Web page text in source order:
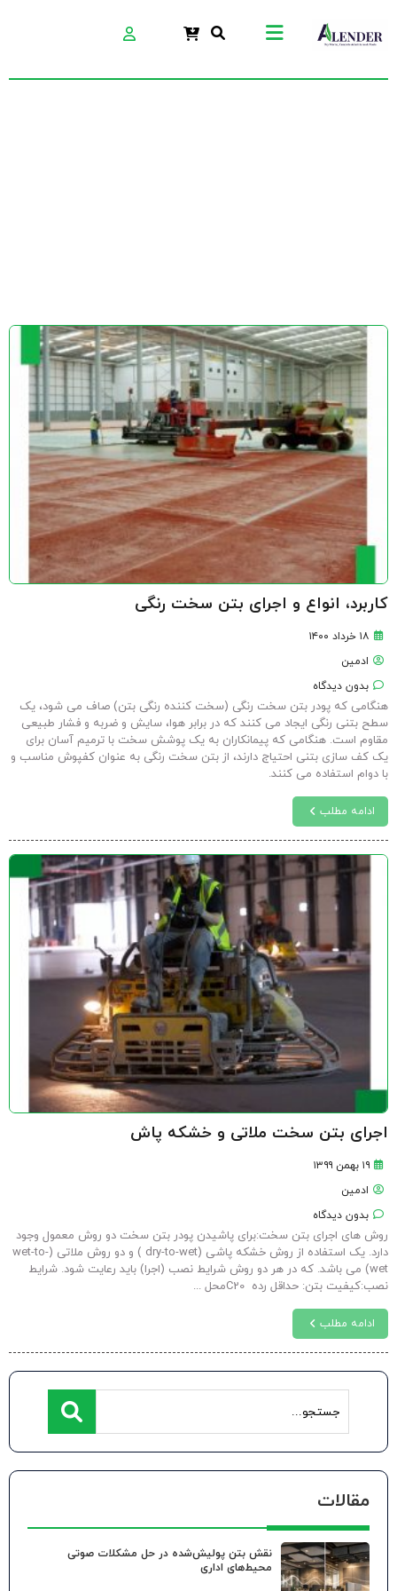
کاربرد، انواع و اجرای بتن سخت رنگی
۱۸ خرداد ۱۴۰۰
ادمین
بدون دیدگاه
هنگامی که پودر بتن سخت رنگی (سخت کننده رنگی بتن) صاف می شود، یک
سطح بتنی رنگی ایجاد می کنند که در برابر هوا، سایش و ضربه و فشار طبیعی
مقاوم است. هنگامی که پیمانکاران به یک پوشش سخت با ترمیم آسان برای
یک کف سازی بتنی احتیاج دارند، از بتن سخت رنگی به عنوان کفپوش مناسب و
با دوام استفاده می کنند.
ادامه مطلب
اجرای بتن سخت ملاتی و خشکه پاش
۱۹ بهمن ۱۳۹۹
ادمین
بدون دیدگاه
روش های اجرای بتن سخت:برای پاشیدن پودر بتن سخت دو روش معمول وجود
دارد. یک استفاده از روش خشکه پاشی (dry-to-wet ) و دو روش ملاتی (wet-to-
wet) می باشد. که در هر دو روش شرایط نصب (اجرا) باید رعایت شود. شرایط
نصب:کیفیت بتن: حداقل رده C20محل ...
ادامه مطلب
مقالات
نقش بتن پولیش‌شده در حل مشکلات صوتی
محیط‌های اداری